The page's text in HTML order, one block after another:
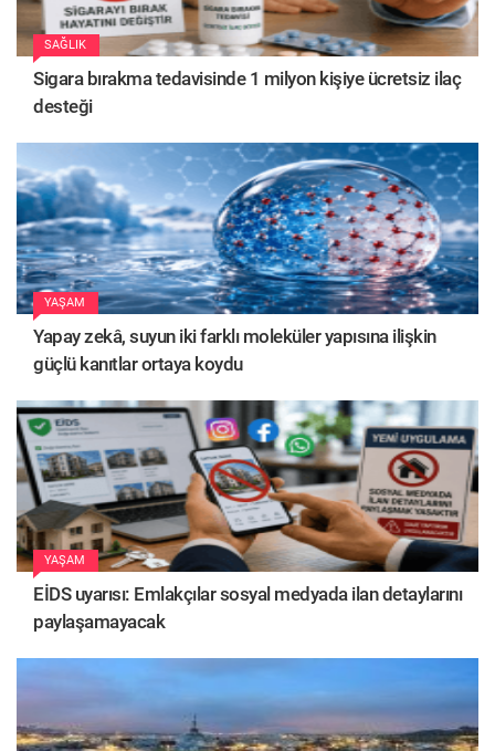
SAĞLIK
Sigara bırakma tedavisinde 1 milyon kişiye ücretsiz ilaç
desteği
YAŞAM
Yapay zekâ, suyun iki farklı moleküler yapısına ilişkin
güçlü kanıtlar ortaya koydu
YAŞAM
EİDS uyarısı: Emlakçılar sosyal medyada ilan detaylarını
paylaşamayacak